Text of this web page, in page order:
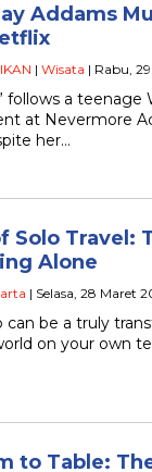
Addams
| Wisata | Rabu,
follows a
at Nevermore
her…
Solo Travel:
Alone
| Selasa, 28 Maret
can be a truly
on your own
to Table: